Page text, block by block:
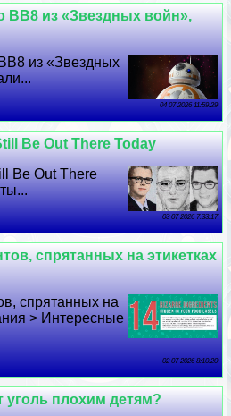
BB8 из «Звездных войн»,
из «Звездных
04 07 2026 11:59:29
Be Out There Today
Be Out There
03 07 2026 7:33:17
спрятанных на этикетках
спрятанных на
> Интересные
02 07 2026 8:10:20
уголь плохим детям?